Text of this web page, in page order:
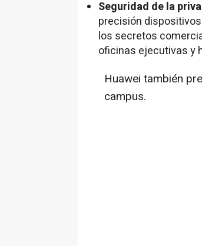
Seguridad de la
precisión
los secretos
oficinas ejecutivas y
Huawei también
campus.